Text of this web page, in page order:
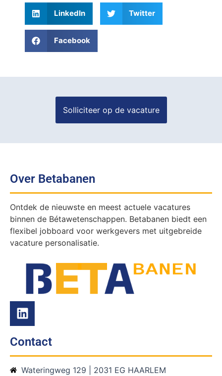
LinkedIn Twitter
Facebook
Over Betabanen
Ontdek de nieuwste en meest actuele vacatures
binnen de Bétawetenschappen. Betabanen biedt een
flexibel jobboard voor werkgevers met uitgebreide
vacature personalisatie.
Contact
Wateringweg 129 | 2031 EG HAARLEM